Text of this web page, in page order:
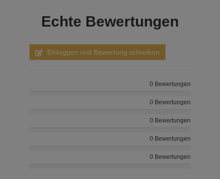
Echte Bewertungen
Einloggen und Bewertung schreiben
0 Bewertungen
0 Bewertungen
0 Bewertungen
0 Bewertungen
0 Bewertungen